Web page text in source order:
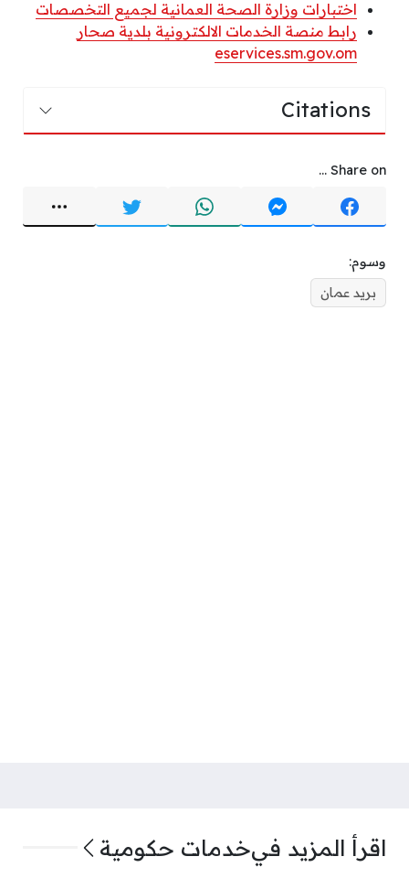
اختبارات وزارة الصحة العمانية لجميع التخصصات
رابط منصة الخدمات الالكترونية بلدية صحار
eservices.sm.gov.om
Citations
Share on ...
وسوم:
بريد عمان
اقرأ المزيد فيخدمات حكومية